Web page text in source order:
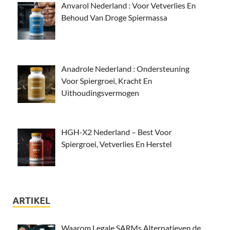
Anvarol Nederland : Voor Vetverlies En
Behoud Van Droge Spiermassa
Anadrole Nederland : Ondersteuning
Voor Spiergroei, Kracht En
Uithoudingsvermogen
HGH-X2 Nederland – Best Voor
Spiergroei, Vetverlies En Herstel
ARTIKEL
Waarom Legale SARMs Alternatieven de